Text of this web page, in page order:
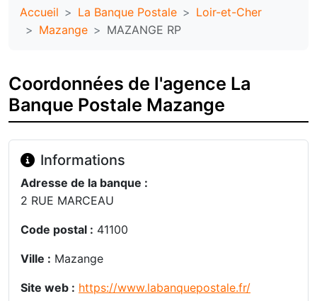
Accueil La Banque Postale
Loir-et-Cher
Mazange
MAZANGE RP
Coordonnées de l'agence La
Banque Postale Mazange
Informations
Adresse de la banque :
2 RUE MARCEAU
Code postal : 41100
Ville : Mazange
Site web : https://www.labanquepostale.fr/